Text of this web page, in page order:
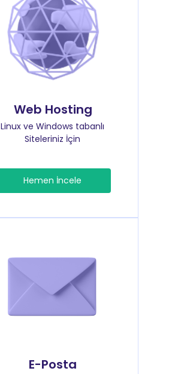
Web Hosting
Linux ve Windows tabanlı
Siteleriniz İçin
Hemen İncele
E-Posta